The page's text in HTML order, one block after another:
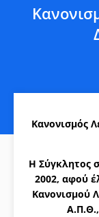
Κανονισμός
Η Σύγκλητος
2002, αφού
Κανονισμού